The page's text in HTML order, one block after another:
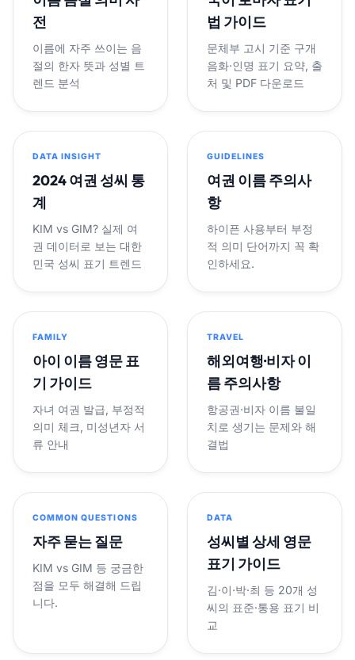
전
이름에 자주 쓰이는 음
절의 한자 뜻과 성별 트
렌드 분석
법 가이드
문체부 고시 기준 구개
음화·인명 표기 요약, 출
처 및 PDF 다운로드
DATA INSIGHT
2024 여권 성씨 통
계
KIM vs GIM? 실제 여
권 데이터로 보는 대한
민국 성씨 표기 트렌드
GUIDELINES
여권 이름 주의사
항
하이픈 사용부터 부정
적 의미 단어까지 꼭 확
인하세요.
FAMILY
아이 이름 영문 표
기 가이드
자녀 여권 발급, 부정적
의미 체크, 미성년자 서
류 안내
TRAVEL
해외여행·비자 이
름 주의사항
항공권·비자 이름 불일
치로 생기는 문제와 해
결법
COMMON QUESTIONS
자주 묻는 질문
KIM vs GIM 등 궁금한
점을 모두 해결해 드립
니다.
DATA
성씨별 상세 영문
표기 가이드
김·이·박·최 등 20개 성
씨의 표준·통용 표기 비
교